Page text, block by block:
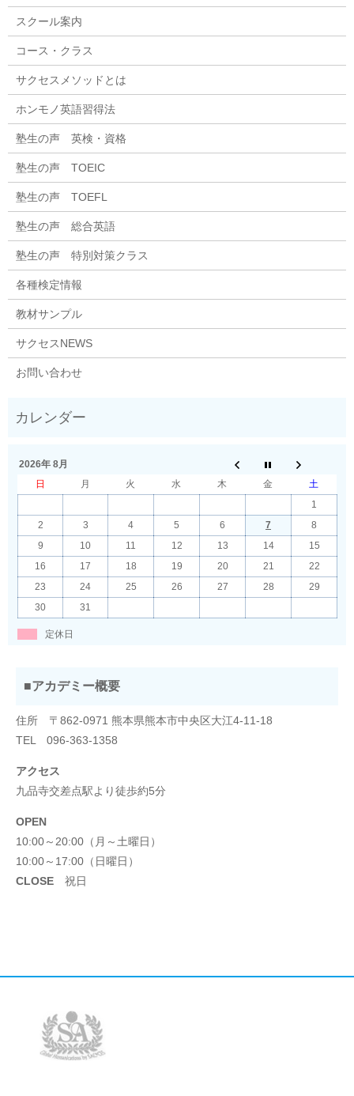
スクール案内
コース・クラス
サクセスメソッドとは
ホンモノ英語習得法
塾生の声 英検・資格
塾生の声 TOEIC
塾生の声 TOEFL
塾生の声 総合英語
塾生の声 特別対策クラス
各種検定情報
教材サンプル
サクセスNEWS
お問い合わせ
2026年 8月
日
月 火 水 木 金
土
1
2
3 4 5 6 7
8
9
10 11 12 13 14
15
16
17 18 19 20 21
22
23
24 25 26 27 28
29
30
31
定休日
■アカデミー概要
住所 〒862-0971 熊本県熊本市中央区大江4-11-18
TEL 096-363-1358
アクセス
九品寺交差点駅より徒歩約5分
OPEN
10:00～20:00（月～土曜日）
10:00～17:00（日曜日）
CLOSE 祝日